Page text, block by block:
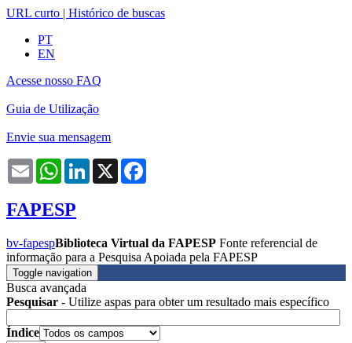
URL curto | Histórico de buscas
PT
EN
Acesse nosso FAQ
Guia de Utilização
Envie sua mensagem
Email WhatsAppLinkedIn
X
FAPESP
bv-fapespBiblioteca Virtual da FAPESP Fonte referencial de
informação para a Pesquisa Apoiada pela FAPESP
Toggle navigation
Busca avançada
Pesquisar - Utilize aspas para obter um resultado mais específico
Índice